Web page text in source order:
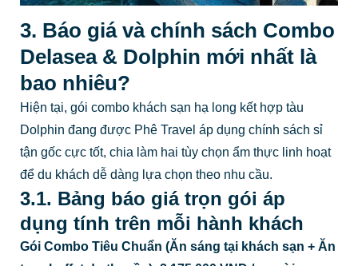
3. Báo giá và chính sách Combo
Delasea & Dolphin mới nhất là
bao nhiêu?
Hiện tại, gói combo khách sạn hạ long kết hợp tàu
Dolphin đang được Phê Travel áp dụng chính sách sỉ
tận gốc cực tốt, chia làm hai tùy chọn ẩm thực linh hoạt
để du khách dễ dàng lựa chọn theo nhu cầu.
3.1. Bảng báo giá trọn gói áp
dụng tính trên mỗi hành khách
Gói Combo Tiêu Chuẩn (Ăn sáng tại khách sạn + Ăn